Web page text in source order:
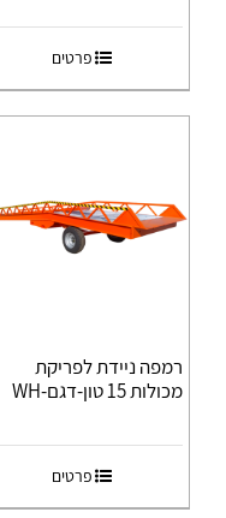
פרטים
רמפה ניידת לפריקת
מכולות 15 טון-דגם-WH
פרטים